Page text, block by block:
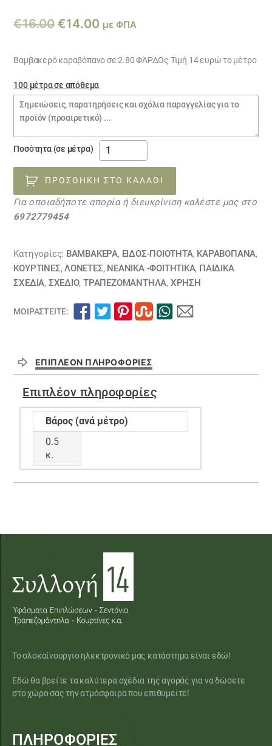
€16.00 Original
was:
€14.00Η
τιμή
€14.00.
με ΦΠΑ
Βαμβακερό καραβόπανο σε 2.80 ΦΆΡΔΟς Τιμή 14 ευρώ το μέτρο
100 μέτρα σε απόθεμα
Σημειώσεις
παραγγελίας
Ποσότητα (σε μέτρα)
ύφασμα
ΓΡΆΜΜΑΤΑ
και
ΑΡΙΘΜΟΙ
μπέζ
ΠΡΟΣΘΉΚΗ ΣΤΟ ΚΑΛΆΘΙ
Για οποιαδήποτε απορία ή διευκρίνιση καλέστε μας στο
6972779454
Κατηγορίες: ΒΑΜΒΑΚΕΡΆ, ΕΙΔΟΣ-ΠΟΙΟΤΗΤΑ, ΚΑΡΑΒΌΠΑΝΑ,
ΚΟΥΡΤΊΝΕΣ,ΛΟΝΈΤΕΣ, ΝΕΑΝΙΚΆ -ΦΟΙΤΗΤΙΚΆ, ΠΑΙΔΙΚΆ
ΣΧΈΔΙΑ, ΣΧΕΔΙΟ,ΤΡΑΠΕΖΟΜΆΝΤΗΛΑ, ΧΡΗΣΗ
ΜΟΙΡΑΣΤΕΊΤΕ:
ΕΠΙΠΛΈΟΝ ΠΛΗΡΟΦΟΡΊΕΣ
Επιπλέον πληροφορίες
Βάρος (ανά μέτρο)
0.5
κ.
Το ολοκαίνουργιο ηλεκτρονικό μας κατάστημα είναι εδώ!
Εδώ θα βρείτε τα καλύτερα σχέδια της αγοράς για να δώσετε
στο χώρο σας την ατμόσφαιρα που επιθυμείτε!
ΠΛΗΡΟΦΟΡΙΕΣ